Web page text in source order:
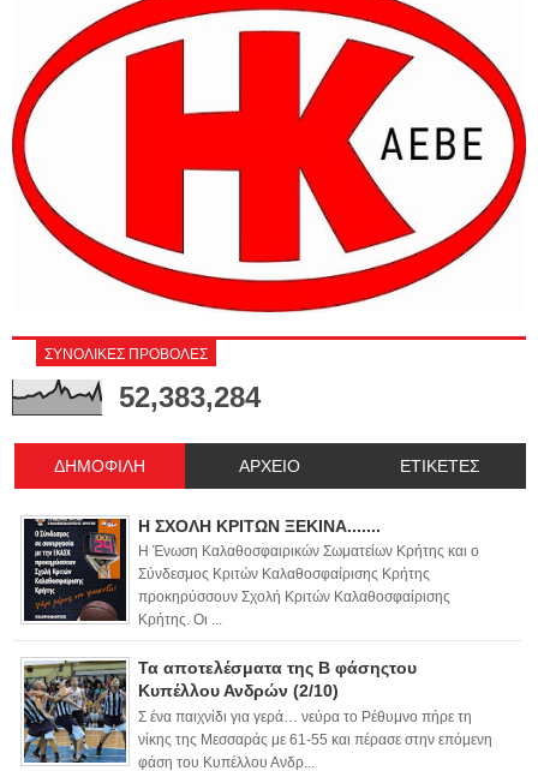
ΣΥΝΟΛΙΚΕΣ ΠΡΟΒΟΛΕΣ
52,383,284
ΔΗΜΟΦΙΛΗ ΑΡΧΕΙΟ ΕΤΙΚΕΤΕΣ
Η ΣΧΟΛΗ ΚΡΙΤΩΝ ΞΕΚΙΝΑ.......
Η Ένωση Καλαθοσφαιρικών Σωματείων Κρήτης και ο
Σύνδεσμος Κριτών Καλαθοσφαίρισης Κρήτης
προκηρύσσουν Σχολή Κριτών Καλαθοσφαίρισης
Κρήτης. Οι ...
Τα αποτελέσματα της Β φάσηςτου
Κυπέλλου Ανδρών (2/10)
Σ ένα παιχνίδι για γερά… νεύρα το Ρέθυμνο πήρε τη
νίκης της Μεσσαράς με 61-55 και πέρασε στην επόμενη
φάση του Κυπέλλου Ανδρ...